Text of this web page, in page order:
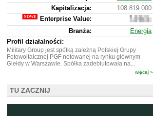
Kapitalizacja:
108 819 000
Enterprise Value:
244
000
Branża:
Energia
Profil działalności:
Military Group jest spółką zależną Polskiej Grupy
Fotowoltaicznej PGF notowanej na rynku głównym
Giełdy w Warszawie. Spółka zadebiutowała na...
więcej »
TU ZACZNIJ